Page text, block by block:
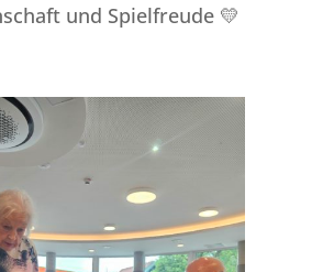
und Spielfreude 💛